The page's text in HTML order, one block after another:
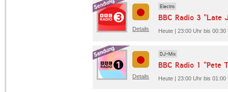
Details
Electro
BBC Radio 3 "Late
Heute | 23:00 Uhr bis 00:30
Details
DJ-Mix
BBC Radio 1 "Pete
Heute | 23:00 Uhr bis 01:00